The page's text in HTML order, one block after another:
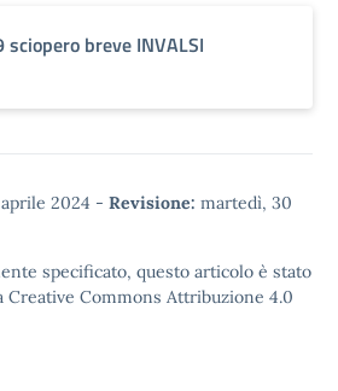
sciopero breve INVALSI
2024 - Revisione: martedì, 30
specificato, questo articolo è stato
Creative Commons Attribuzione 4.0